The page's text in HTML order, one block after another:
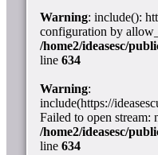
Warning: include():
configuration by
/home2/ideasesc/
line 634
Warning:
include(https://
Failed to open stream:
/home2/ideasesc/
line 634